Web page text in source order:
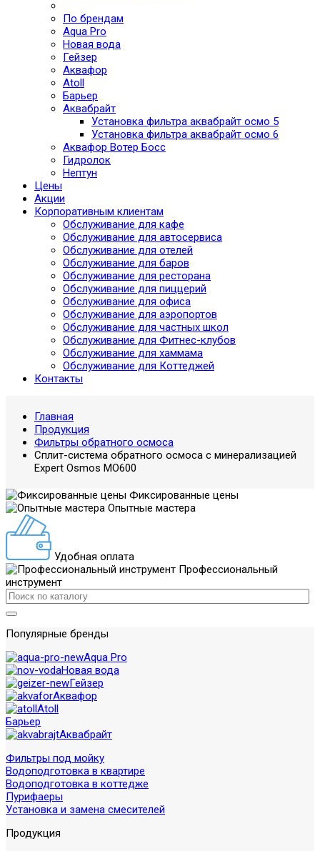
По брендам
Aqua Pro
Новая вода
Гейзер
Аквафор
Atoll
Барьер
Аквабрайт
Установка фильтра аквабрайт осмо 5
Установка фильтра аквабрайт осмо 6
Аквафор Вотер Босс
Гидролок
Нептун
Цены
Акции
Корпоративным клиентам
Обслуживание для кафе
Обслуживание для автосервиса
Обслуживание для отелей
Обслуживание для баров
Обслуживание для ресторана
Обслуживание для пиццерий
Обслуживание для офиса
Обслуживание для аэропортов
Обслуживание для частных школ
Обслуживание для Фитнес-клубов
Обслуживание для хаммама
Обслуживание для Коттеджей
Контакты
Главная
Продукция
Фильтры обратного осмоса
Сплит-система обратного осмоса с минерализацией
Expert Osmos MO600
Фиксированные цены
Опытные мастера
Удобная оплата
Профессиональный
инструмент
Популярные бренды
Aqua Pro
Новая вода
Гейзер
Аквафор
Atoll
Барьер
Аквабрайт
Фильтры под мойку
Водоподготовка в квартире
Водоподготовка в коттедже
Пурифаеры
Установка и замена смесителей
Продукция